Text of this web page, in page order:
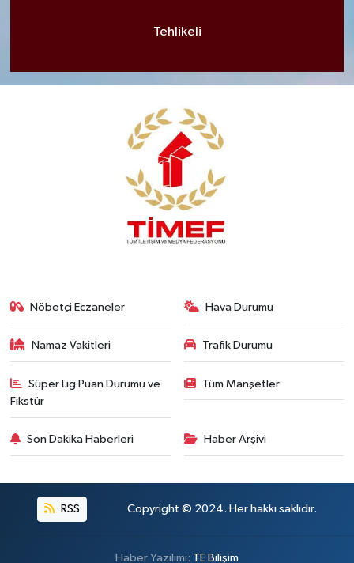
Tehlikeli
Nöbetçi Eczaneler Hava Durumu
Namaz Vakitleri Trafik Durumu
Süper Lig Puan Durumu ve
Fikstür
Tüm Manşetler
Son Dakika Haberleri Haber Arşivi
RSS Copyright © 2024. Her hakkı saklıdır.
Haber Yazılımı: TE Bilişim